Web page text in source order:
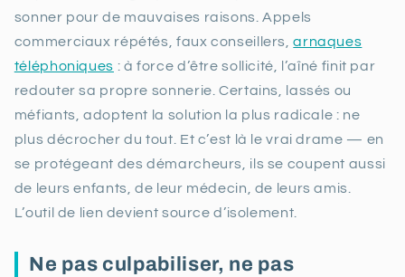
sonner pour de mauvaises raisons. Appels
commerciaux répétés, faux conseillers,arnaques
téléphoniques : à force d’être sollicité, l’aîné finit par
redouter sa propre sonnerie. Certains, lassés ou
méfiants, adoptent la solution la plus radicale : ne
plus décrocher du tout. Et c’est là le vrai drame — en
se protégeant des démarcheurs, ils se coupent aussi
de leurs enfants, de leur médecin, de leurs amis.
L’outil de lien devient source d’isolement.
Ne pas culpabiliser, ne pas